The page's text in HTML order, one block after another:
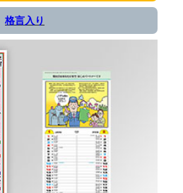
格言入り